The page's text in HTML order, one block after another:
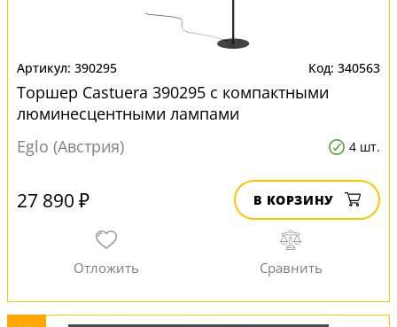
390295 340563
Торшер Castuera 390295 с компактными
люминесцентными лампами
Eglo (Австрия)
4 шт.
27 890 ₽ В КОРЗИНУ